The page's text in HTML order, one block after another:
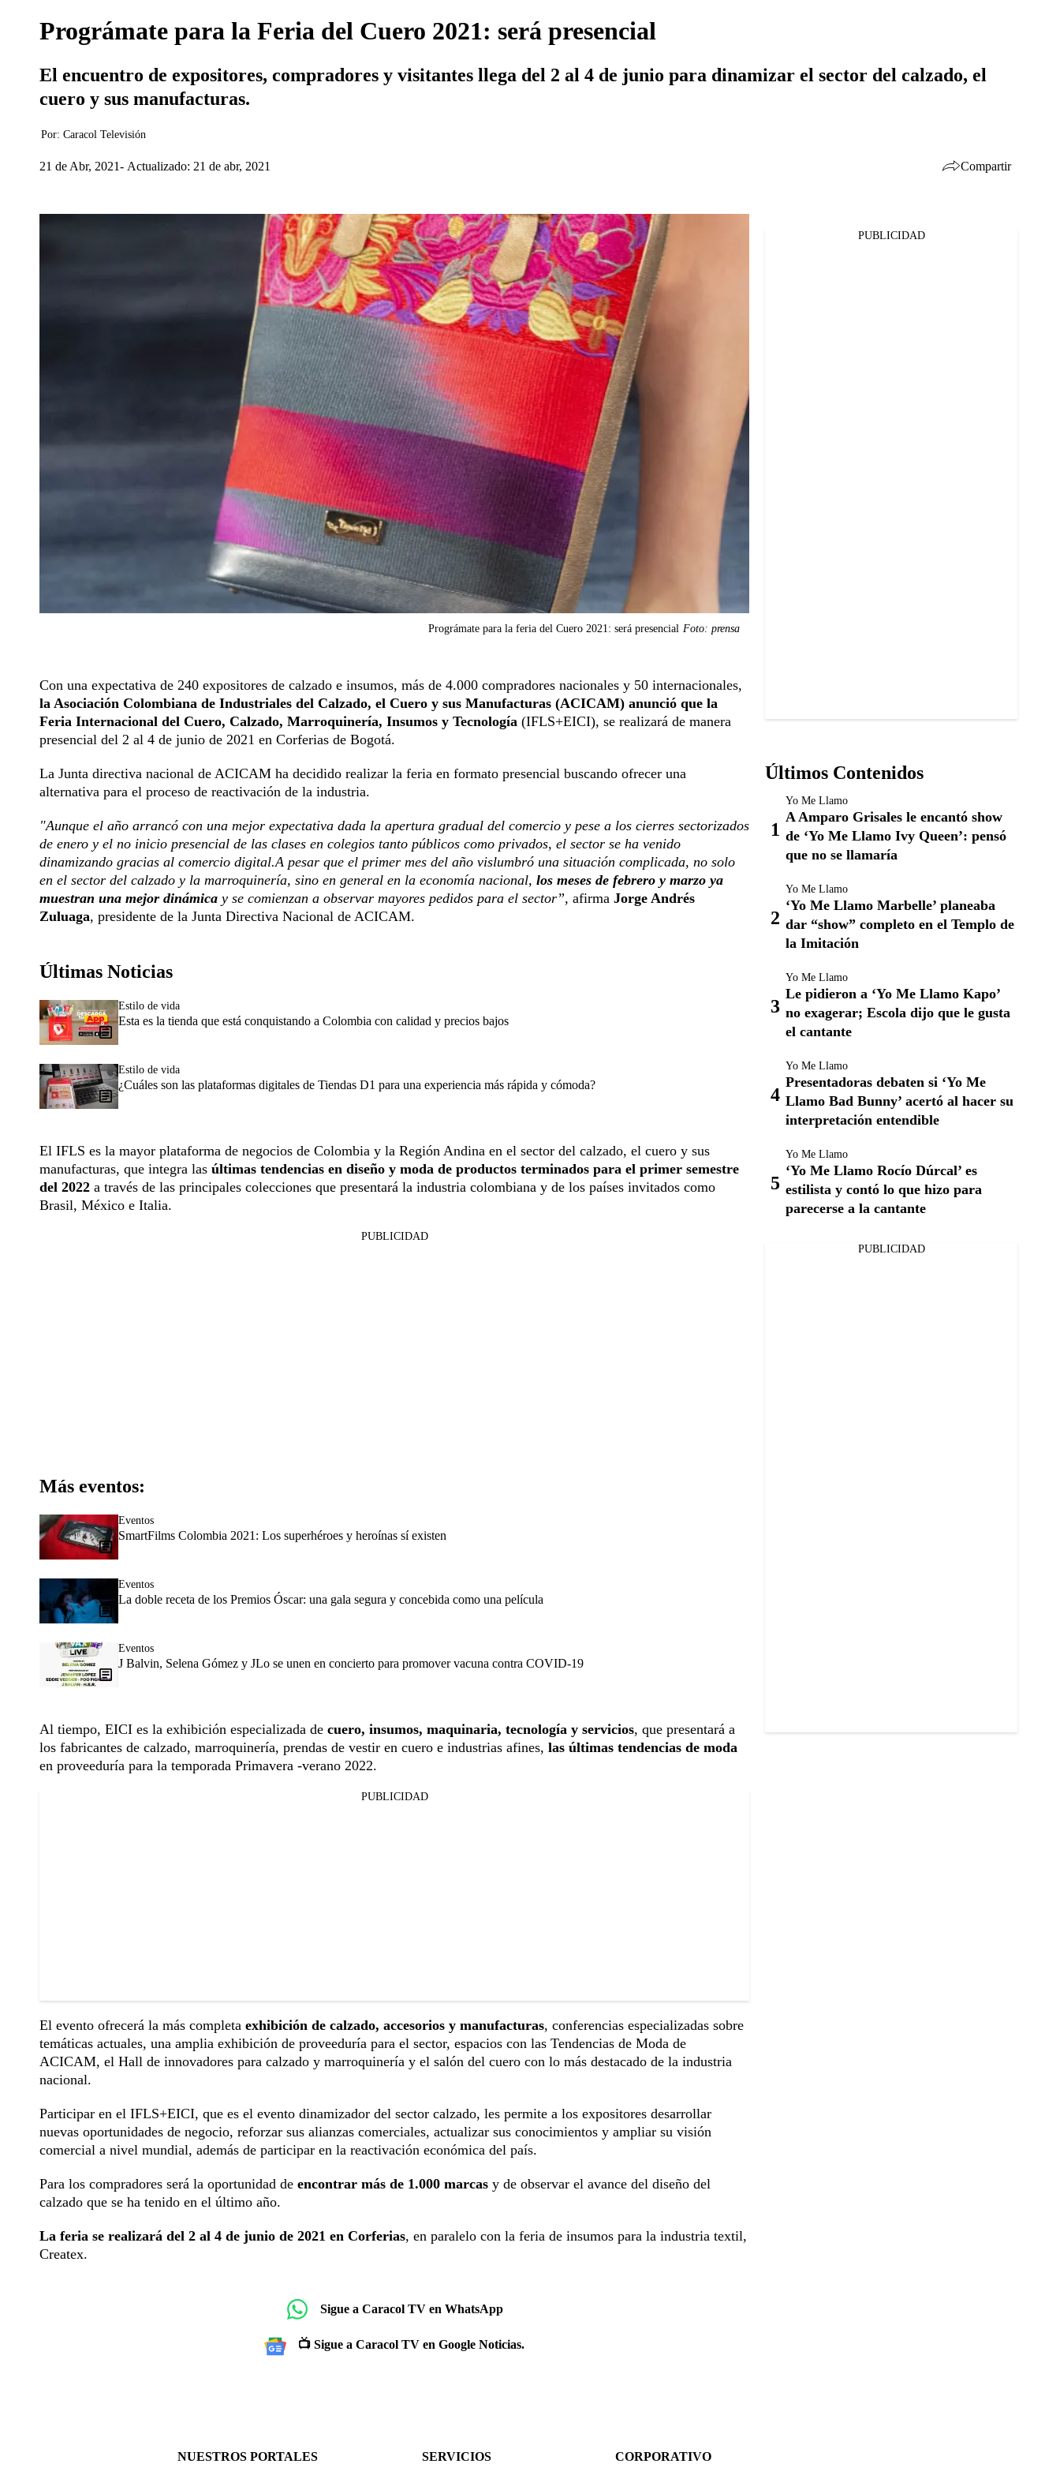
Prográmate para la Feria del Cuero 2021: será presencial
El encuentro de expositores, compradores y visitantes llega del 2 al 4 de junio para dinamizar el sector del calzado, el
cuero y sus manufacturas.
Por: Caracol Televisión
21 de Abr, 2021 Actualizado: 21 de abr, 2021 Compartir
Prográmate para la feria del Cuero 2021: será presencial Foto: prensa
Con una expectativa de 240 expositores de calzado e insumos, más de 4.000 compradores nacionales y 50 internacionales,
la Asociación Colombiana de Industriales del Calzado, el Cuero y sus Manufacturas (ACICAM) anunció que la
Feria Internacional del Cuero, Calzado, Marroquinería, Insumos y Tecnología (IFLS+EICI), se realizará de manera
presencial del 2 al 4 de junio de 2021 en Corferias de Bogotá.
La Junta directiva nacional de ACICAM ha decidido realizar la feria en formato presencial buscando ofrecer una
alternativa para el proceso de reactivación de la industria.
"Aunque el año arrancó con una mejor expectativa dada la apertura gradual del comercio y pese a los cierres sectorizados
de enero y el no inicio presencial de las clases en colegios tanto públicos como privados, el sector se ha venido
dinamizando gracias al comercio digital.A pesar que el primer mes del año vislumbró una situación complicada, no solo
en el sector del calzado y la marroquinería, sino en general en la economía nacional, los meses de febrero y marzo ya
muestran una mejor dinámica y se comienzan a observar mayores pedidos para el sector”, afirma Jorge Andrés
Zuluaga, presidente de la Junta Directiva Nacional de ACICAM.
Últimas Noticias
Estilo de vida
Esta es la tienda que está conquistando a Colombia con calidad y precios bajos
Estilo de vida
¿Cuáles son las plataformas digitales de Tiendas D1 para una experiencia más rápida y cómoda?
El IFLS es la mayor plataforma de negocios de Colombia y la Región Andina en el sector del calzado, el cuero y sus
manufacturas, que integra las últimas tendencias en diseño y moda de productos terminados para el primer semestre
del 2022 a través de las principales colecciones que presentará la industria colombiana y de los países invitados como
Brasil, México e Italia.
PUBLICIDAD
Más eventos:
Eventos
SmartFilms Colombia 2021: Los superhéroes y heroínas sí existen
Eventos
La doble receta de los Premios Óscar: una gala segura y concebida como una película
Eventos
J Balvin, Selena Gómez y JLo se unen en concierto para promover vacuna contra COVID-19
Al tiempo, EICI es la exhibición especializada de cuero, insumos, maquinaria, tecnología y servicios, que presentará a
los fabricantes de calzado, marroquinería, prendas de vestir en cuero e industrias afines, las últimas tendencias de moda
en proveeduría para la temporada Primavera -verano 2022.
PUBLICIDAD
El evento ofrecerá la más completa exhibición de calzado, accesorios y manufacturas, conferencias especializadas sobre
temáticas actuales, una amplia exhibición de proveeduría para el sector, espacios con las Tendencias de Moda de
ACICAM, el Hall de innovadores para calzado y marroquinería y el salón del cuero con lo más destacado de la industria
nacional.
Participar en el IFLS+EICI, que es el evento dinamizador del sector calzado, les permite a los expositores desarrollar
nuevas oportunidades de negocio, reforzar sus alianzas comerciales, actualizar sus conocimientos y ampliar su visión
comercial a nivel mundial, además de participar en la reactivación económica del país.
Para los compradores será la oportunidad de encontrar más de 1.000 marcas y de observar el avance del diseño del
calzado que se ha tenido en el último año.
La feria se realizará del 2 al 4 de junio de 2021 en Corferias, en paralelo con la feria de insumos para la industria textil,
Createx.
Sigue a Caracol TV en WhatsApp
📺 Sigue a Caracol TV en Google Noticias.
PUBLICIDAD
Últimos Contenidos
Yo Me Llamo
A Amparo Grisales le encantó show
de ‘Yo Me Llamo Ivy Queen’: pensó
que no se llamaría
Yo Me Llamo
‘Yo Me Llamo Marbelle’ planeaba
dar “show” completo en el Templo de
la Imitación
Yo Me Llamo
Le pidieron a ‘Yo Me Llamo Kapo’
no exagerar; Escola dijo que le gusta
el cantante
Yo Me Llamo
Presentadoras debaten si ‘Yo Me
Llamo Bad Bunny’ acertó al hacer su
interpretación entendible
Yo Me Llamo
‘Yo Me Llamo Rocío Dúrcal’ es
estilista y contó lo que hizo para
parecerse a la cantante
PUBLICIDAD
NUESTROS PORTALES SERVICIOS CORPORATIVO